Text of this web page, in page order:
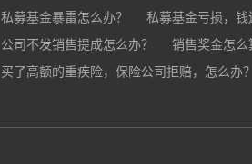
私募基金暴雷怎么办？ 私募基金亏损，钱
公司不发销售提成怎么办？ 销售奖金怎么
销售目标未完成，公司有权不发提成和奖金吗
买了高额的重疾险，保险公司拒赔，怎么办？